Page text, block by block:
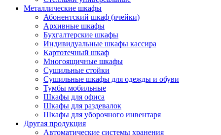
Металлические шкафы
Абонентский шкаф (ячейки)
Архивные шкафы
Бухгалтерские шкафы
Индивидуальные шкафы кассира
Картотечный шкаф
Многоящичные шкафы
Сушильные стойки
Сушильные шкафы для одежды и обуви
Тумбы мобильные
Шкафы для офиса
Шкафы для раздевалок
Шкафы для уборочного инвентаря
Другая продукция
Автоматические системы хранения